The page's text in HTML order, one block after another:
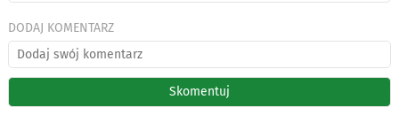
DODAJ KOMENTARZ